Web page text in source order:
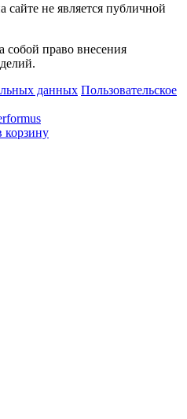
не является публичной
собой право внесения
данных Пользовательское
корзину